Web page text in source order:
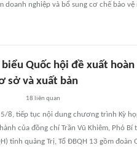
doanh nghiệp và bổ sung cơ chế bảo
Quốc hội đề xuất
sở và xuất bản
18 liên quan
5/8, tiếp tục nội dung chương trình Kỳ
của đồng chí Trần Vũ Khiêm, Phó
tỉnh quảng Trị, Tổ ĐBQH 13 gồm đoàn